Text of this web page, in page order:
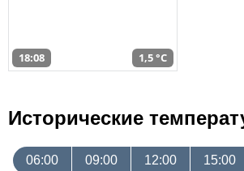
18:08 1,5 °C
Исторические
06:00 09:00 12:00 15:00